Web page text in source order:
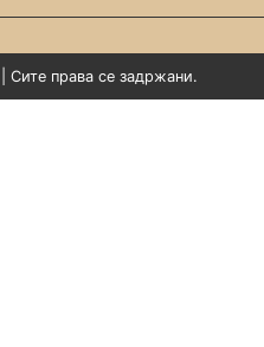
права се задржани.